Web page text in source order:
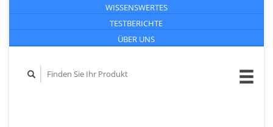
WISSENSWERTES
TESTBERICHTE
ÜBER UNS